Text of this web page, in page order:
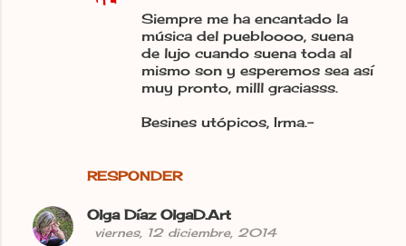
RESPONDER
Siempre me ha encantado la
música del puebloooo, suena
de lujo cuando suena toda al
mismo son y esperemos sea así
muy pronto, milll graciasss.
Besines utópicos, Irma.-
Olga Díaz OlgaD.Art
viernes, 12 diciembre, 2014